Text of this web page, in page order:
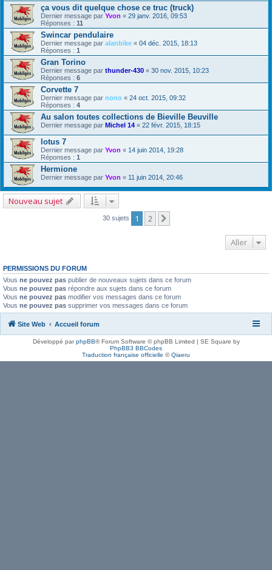
ça vous dit quelque chose ce truc (truck)
Dernier message par Yvon « 29 janv. 2016, 09:53
Réponses : 11
Swincar pendulaire
Dernier message par alanbike « 04 déc. 2015, 18:13
Réponses : 1
Gran Torino
Dernier message par thunder-430 « 30 nov. 2015, 10:23
Réponses : 6
Corvette 7
Dernier message par nono « 24 oct. 2015, 09:32
Réponses : 4
Au salon toutes collections de Bieville Beuville
Dernier message par Michel 14 « 22 févr. 2015, 18:15
lotus 7
Dernier message par Yvon « 14 juin 2014, 19:28
Réponses : 1
Hermione
Dernier message par Yvon « 11 juin 2014, 20:46
Nouveau sujet
30 sujets 1 2
Aller
PERMISSIONS DU FORUM
Vous ne pouvez pas publier de nouveaux sujets dans ce forum
Vous ne pouvez pas répondre aux sujets dans ce forum
Vous ne pouvez pas modifier vos messages dans ce forum
Vous ne pouvez pas supprimer vos messages dans ce forum
Site Web Accueil forum
Développé parphpBB® Forum Software © phpBB Limited | SE Square by
PhpBB3 BBCodes
Traduction française officielle ©Qiaeru